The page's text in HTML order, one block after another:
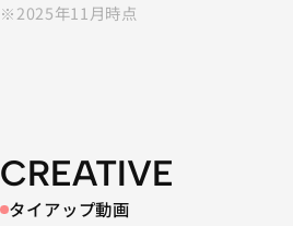
※2025年11月時点
CREATIVE
タイアップ動画